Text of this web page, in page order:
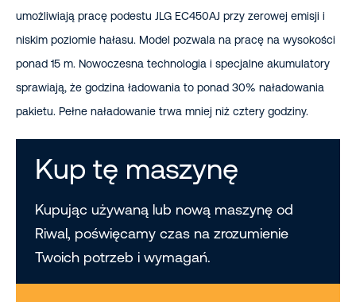
umożliwiają pracę podestu JLG EC450AJ przy zerowej emisji i
niskim poziomie hałasu. Model pozwala na pracę na wysokości
ponad 15 m. Nowoczesna technologia i specjalne akumulatory
sprawiają, że godzina ładowania to ponad 30% naładowania
pakietu. Pełne naładowanie trwa mniej niż cztery godziny.
Kup tę maszynę
Kupując używaną lub nową maszynę od
Riwal, poświęcamy czas na zrozumienie
Twoich potrzeb i wymagań.